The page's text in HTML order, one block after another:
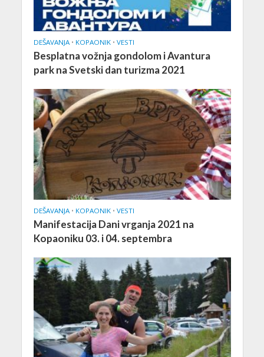
DEŠAVANJA • KOPAONIK • VESTI
Besplatna vožnja gondolom i Avantura
park na Svetski dan turizma 2021
DEŠAVANJA • KOPAONIK • VESTI
Manifestacija Dani vrganja 2021 na
Kopaoniku 03. i 04. septembra